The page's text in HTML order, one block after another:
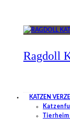
Ragdoll
KATZEN